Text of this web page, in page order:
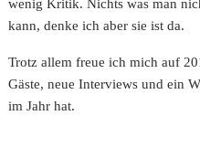
wenig Kritik. Nichts was man
kann, denke ich aber sie ist da.
Trotz allem freue ich mich auf
Gäste, neue Interviews und ein
im Jahr hat.